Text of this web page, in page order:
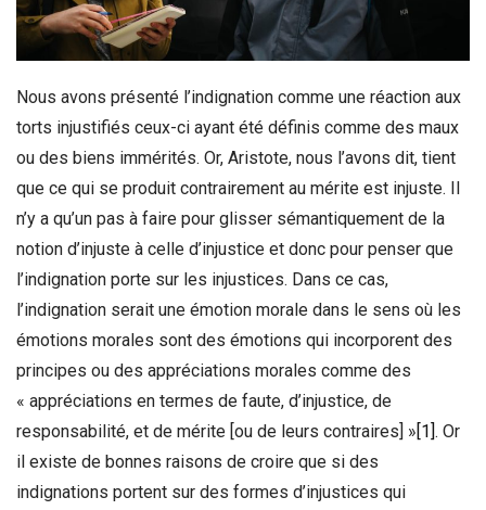
Nous avons présenté l’indignation comme une réaction aux
torts injustifiés ceux-ci ayant été définis comme des maux
ou des biens immérités. Or, Aristote, nous l’avons dit, tient
que ce qui se produit contrairement au mérite est injuste. Il
n’y a qu’un pas à faire pour glisser sémantiquement de la
notion d’injuste à celle d’injustice et donc pour penser que
l’indignation porte sur les injustices. Dans ce cas,
l’indignation serait une émotion morale dans le sens où les
émotions morales sont des émotions qui incorporent des
principes ou des appréciations morales comme des
« appréciations en termes de faute, d’injustice, de
responsabilité, et de mérite [ou de leurs contraires] »[1]. Or
il existe de bonnes raisons de croire que si des
indignations portent sur des formes d’injustices qui